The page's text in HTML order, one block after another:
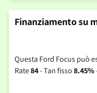
Finanziamento su
Questa Ford Focus può
Rate84- Tan fisso8.45%